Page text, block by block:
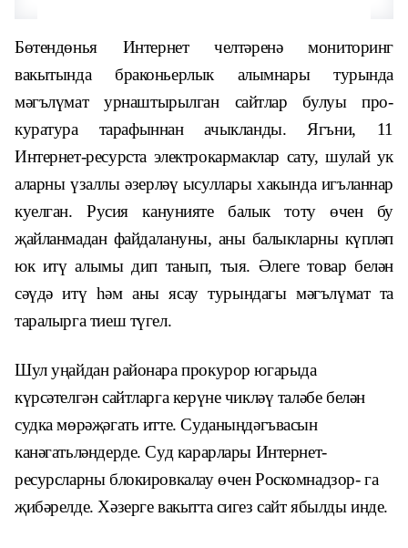
Бөтендөнья Интернет челтәренә мониторинг
вакытында браконьерлык алымнары турында
мәгълүмат урнаштырылган сайтлар булуы про­
куратура тарафыннан ачыкланды. Ягъни, 11
Интернет-ресурста электрокармаклар сату, шулай ук
аларны үзаллы әзерләү ысуллары хакында игъланнар
куелган. Русия канунияте балык тоту өчен бу
җайланмадан файдалану­ны, аны балыкларны күпләп
юк итү алымы дип танып, тыя. Әлеге товар белән
сәүдә итү һәм аны ясау турындагы мәгълүмат та
таралырга тиеш түгел.
Шул уңайдан районара прокурор югарыда
күрсәтелгән сайтларга керүне чикләү таләбе белән
судка мөрәҗәгать итте. Суданыңдәгъвасын
канәгатьләндерде. Суд карарлары Интернет-
ресурсларны блокировкалау өчен Роскомнадзор- га
җибәрелде. Хәзерге вакытта сигез сайт ябылды инде.